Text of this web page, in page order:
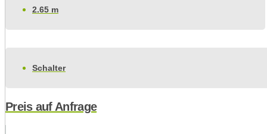
2.65 m
Schalter
Preis auf Anfrage